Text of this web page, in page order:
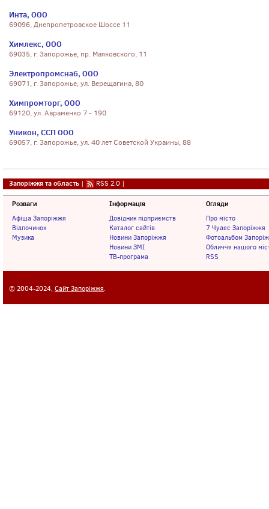
Инта, ООО
69096, Днепропетровское Шоссе 11
Химлекс, ООО
69035, г. Запорожье, пр. Маяковского, 11
Электропромснаб, ООО
69071, г. Запорожье, ул. Верещагина, 80
Химпромторг, ООО
69120, ул. Авраменко 7 - 190
Уникон, ССП ООО
69057, г. Запорожье, ул. 40 лет Советской Украины, 88
Запоріжжя та область | RSS 2.0 |
Розваги
Афіша Запоріжжя
Відпочинок
Музика
Інформація
Довідник підприємств
Каталог сайтів
Новини Запоріжжя
Новини ЗМІ
ТВ-програма
Огляди
Про місто
7 Чудес Запоріжжя
Фотоальбом
Обличчя нашого
RSS
© 2004-2024, Сайт Запоріжжя.